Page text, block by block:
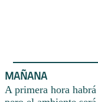
MAÑANA
A primera hora